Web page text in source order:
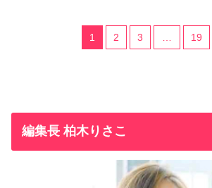
1 2 3 19
編集長 柏木りさこ